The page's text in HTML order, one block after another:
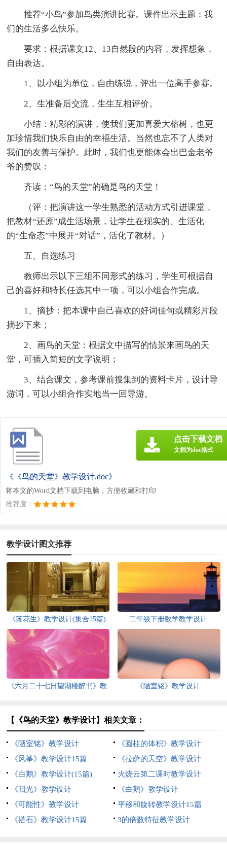
推荐“小鸟”参加鸟类演讲比赛。课件出示主题：我
们的生活多么快乐。
要求：根据课文12、13自然段的内容，发挥想象，
自由表达。
1、以小组为单位，自由练说，评出一位高手参赛。
2、生准备后交流，生生互相评价。
小结：精彩的演讲，使我们更加喜爱大榕树，也更
加珍惜我们快乐自由的幸福生活。当然也忘不了人类对
我们的友善与保护。此时，我们也更能体会出巴金老爷
爷的赞叹：
齐读：“鸟的天堂”的确是鸟的天堂！
（评：把演讲这一学生熟悉的活动方式引进课堂，
把教材“还原”成生活场景，让学生在现实的、生活化
的“生命态”中展开“对话”，活化了教材。）
五、自选练习
教师出示以下三组不同形式的练习，学生可根据自
己的喜好和特长任选其中一项，可以小组合作完成。
1、摘抄：把本课中自己喜欢的好词佳句或精彩片段
摘抄下来；
2、画鸟的天堂：根据文中描写的情景来画鸟的天
堂，可插入简短的文字说明；
3、结合课文，参考课前搜集到的资料卡片，设计导
游词，可以小组合作实地当一回导游。
《《鸟的天堂》教学设计.doc》
将本文的Word文档下载到电脑，方便收藏和打印
推荐度：
点击下载文档
文档为doc格式
教学设计图文推荐
《落花生》教学设计(集合15篇) 二年级下册数学教学设计
《六月二十七日望湖楼醉书》教
《陋室铭》教学设计
【《鸟的天堂》教学设计】相关文章：
《陋室铭》教学设计
《圆柱的体积》教学设计
《风筝》教学设计15篇
《拉萨的天空》教学设计
《白鹅》教学设计(15篇)
火烧云第二课时教学设计
《阳光》教学设计
《白鹅》教学设计
《可能性》教学设计
平移和旋转教学设计15篇
《搭石》教学设计15篇
3的倍数特征教学设计